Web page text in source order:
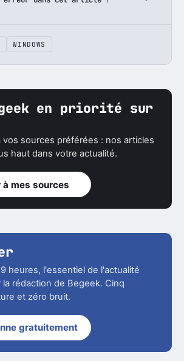
WINDOWS
en priorité sur
sources préférées : nos articles
haut dans votre actualité.
à mes sources
heures, l'essentiel de l'actualité
rédaction de Begeek. Cinq
et zéro bruit.
gratuitement